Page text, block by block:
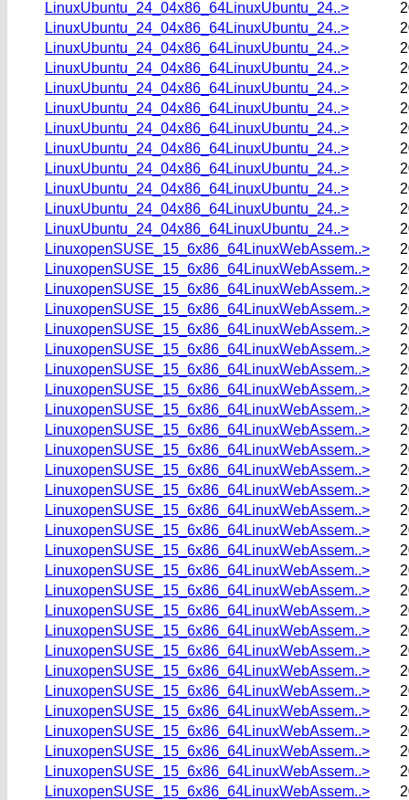
LinuxUbuntu_24_04x86_64LinuxUbuntu_24..>
LinuxUbuntu_24_04x86_64LinuxUbuntu_24..>
LinuxUbuntu_24_04x86_64LinuxUbuntu_24..>
LinuxUbuntu_24_04x86_64LinuxUbuntu_24..>
LinuxUbuntu_24_04x86_64LinuxUbuntu_24..>
LinuxUbuntu_24_04x86_64LinuxUbuntu_24..>
LinuxUbuntu_24_04x86_64LinuxUbuntu_24..>
LinuxUbuntu_24_04x86_64LinuxUbuntu_24..>
LinuxUbuntu_24_04x86_64LinuxUbuntu_24..>
LinuxUbuntu_24_04x86_64LinuxUbuntu_24..>
LinuxUbuntu_24_04x86_64LinuxUbuntu_24..>
LinuxUbuntu_24_04x86_64LinuxUbuntu_24..>
LinuxopenSUSE_15_6x86_64LinuxWebAssem..>
LinuxopenSUSE_15_6x86_64LinuxWebAssem..>
LinuxopenSUSE_15_6x86_64LinuxWebAssem..>
LinuxopenSUSE_15_6x86_64LinuxWebAssem..>
LinuxopenSUSE_15_6x86_64LinuxWebAssem..>
LinuxopenSUSE_15_6x86_64LinuxWebAssem..>
LinuxopenSUSE_15_6x86_64LinuxWebAssem..>
LinuxopenSUSE_15_6x86_64LinuxWebAssem..>
LinuxopenSUSE_15_6x86_64LinuxWebAssem..>
LinuxopenSUSE_15_6x86_64LinuxWebAssem..>
LinuxopenSUSE_15_6x86_64LinuxWebAssem..>
LinuxopenSUSE_15_6x86_64LinuxWebAssem..>
LinuxopenSUSE_15_6x86_64LinuxWebAssem..>
LinuxopenSUSE_15_6x86_64LinuxWebAssem..>
LinuxopenSUSE_15_6x86_64LinuxWebAssem..>
LinuxopenSUSE_15_6x86_64LinuxWebAssem..>
LinuxopenSUSE_15_6x86_64LinuxWebAssem..>
LinuxopenSUSE_15_6x86_64LinuxWebAssem..>
LinuxopenSUSE_15_6x86_64LinuxWebAssem..>
LinuxopenSUSE_15_6x86_64LinuxWebAssem..>
LinuxopenSUSE_15_6x86_64LinuxWebAssem..>
LinuxopenSUSE_15_6x86_64LinuxWebAssem..>
LinuxopenSUSE_15_6x86_64LinuxWebAssem..>
LinuxopenSUSE_15_6x86_64LinuxWebAssem..>
LinuxopenSUSE_15_6x86_64LinuxWebAssem..>
LinuxopenSUSE_15_6x86_64LinuxWebAssem..>
LinuxopenSUSE_15_6x86_64LinuxWebAssem..>
LinuxopenSUSE_15_6x86_64LinuxWebAssem..>